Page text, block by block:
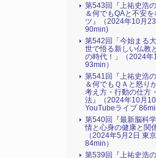
第543回『上祐史浩
＆何でもQAと不安を
ツ』（2024年10月23
90min)
第542回「今始まる
世で悟る新しい仏教
の時代！」（2024年
93min）
第541回『上祐史浩
＆何でもＱＡと怒り
考え方・行動の仕方
法』（2024年10月10
YouTubeライブ
第540回『最新脳科
情と心身の健康と関係
（2024年5月2日 東京
84min）
第539回『上祐史浩